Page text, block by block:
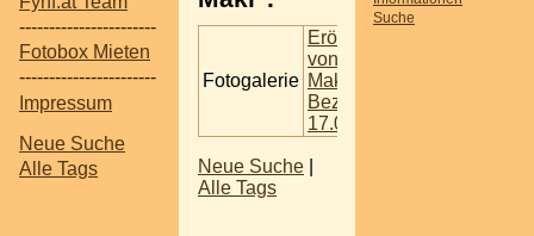
-----------------------
Fotobox Mieten
-----------------------
Impressum
Neue Suche
Alle Tags
Suche
Fotogalerie
Eröffung
von Miss
Maki im 1
Bez
17.01.2017
Neue Suche
Alle Tags